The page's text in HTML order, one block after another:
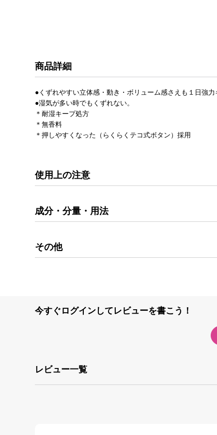
商品詳細
●くずれやすい立体感・動き・ボリューム感さえも１日強力
●湿気が多い時でもくずれない。
＊耐湿キープ処方
＊無香料
＊押しやすくなった（らくらくテコ式ボタン）採用
使用上の注意
成分・分量・用法
その他
今すぐログインしてレビューを書こう！
レビュー一覧